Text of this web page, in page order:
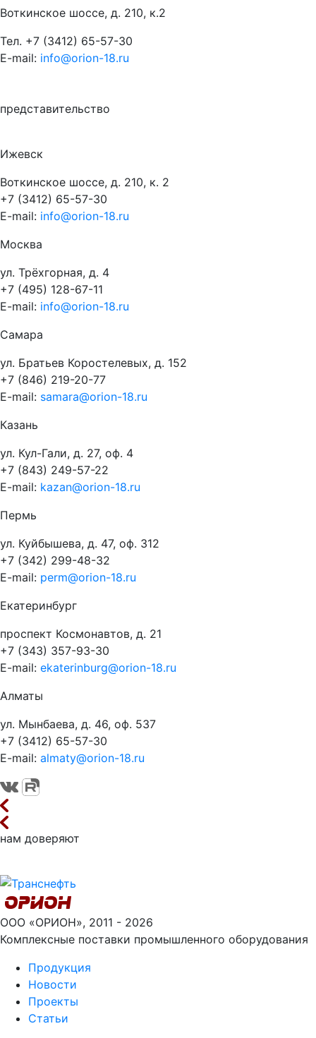
Воткинское шоссе, д. 210, к.2
Тел. +7 (3412) 65-57-30
E-mail: info@orion-18.ru
представительство
Ижевск
Воткинское шоссе, д. 210, к. 2
+7 (3412) 65-57-30
E-mail: info@orion-18.ru
Москва
ул. Трёхгорная, д. 4
+7 (495) 128-67-11
E-mail: info@orion-18.ru
Самара
ул. Братьев Коростелевых, д. 152
+7 (846) 219-20-77
E-mail: samara@orion-18.ru
Казань
ул. Кул-Гали, д. 27, оф. 4
+7 (843) 249-57-22
E-mail: kazan@orion-18.ru
Пермь
ул. Куйбышева, д. 47, оф. 312
+7 (342) 299-48-32
E-mail: perm@orion-18.ru
Екатеринбург
проспект Космонавтов, д. 21
+7 (343) 357-93-30
E-mail: ekaterinburg@orion-18.ru
Алматы
ул. Мынбаева, д. 46, оф. 537
+7 (3412) 65-57-30
E-mail: almaty@orion-18.ru
нам доверяют
ООО «ОРИОН», 2011 - 2026
Комплексные поставки промышленного оборудования
Продукция
Новости
Проекты
Статьи